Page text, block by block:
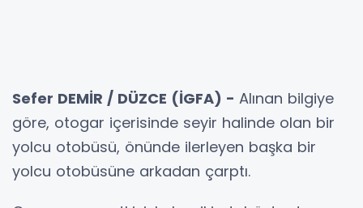
Sefer DEMİR / DÜZCE (İGFA) - Alınan bilgiye
göre, otogar içerisinde seyir halinde olan bir
yolcu otobüsü, önünde ilerleyen başka bir
yolcu otobüsüne arkadan çarptı.